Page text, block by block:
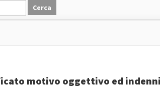
motivo oggettivo ed